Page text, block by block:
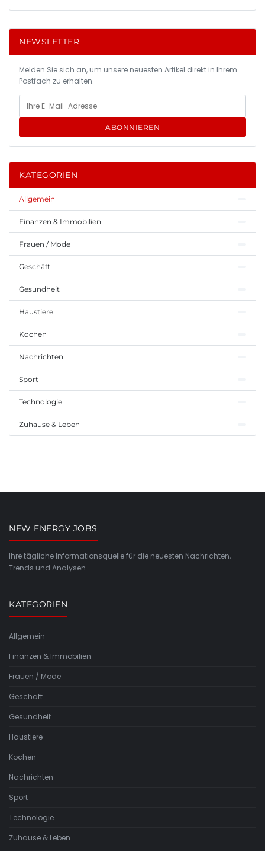
NEWSLETTER
Melden Sie sich an, um unsere neuesten Artikel direkt in Ihrem
Postfach zu erhalten.
ABONNIEREN
KATEGORIEN
Allgemein
Finanzen & Immobilien
Frauen / Mode
Geschäft
Gesundheit
Haustiere
Kochen
Nachrichten
Sport
Technologie
Zuhause & Leben
NEW ENERGY JOBS
Ihre tägliche Informationsquelle für die neuesten Nachrichten,
Trends und Analysen.
KATEGORIEN
Allgemein
Finanzen & Immobilien
Frauen / Mode
Geschäft
Gesundheit
Haustiere
Kochen
Nachrichten
Sport
Technologie
Zuhause & Leben